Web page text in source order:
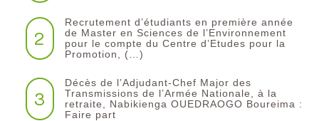
2
Recrutement d’étudiants en première année
de Master en Sciences de l’Environnement
pour le compte du Centre d’Etudes pour la
Promotion, (…)
3
Décès de l’Adjudant-Chef Major des
Transmissions de l’Armée Nationale, à la
retraite, Nabikienga OUEDRAOGO Boureima :
Faire part